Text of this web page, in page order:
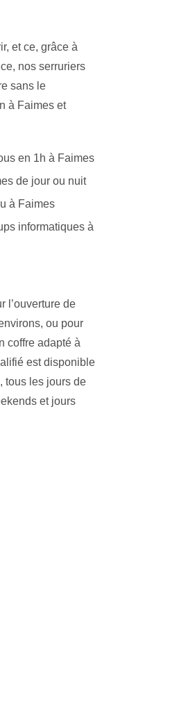
et ce, grâce à
nos serruriers
sans le
à Faimes et
en 1h à Faimes
de jour ou nuit
à Faimes
informatiques à
l’ouverture de
ou pour
coffre adapté à
est disponible
tous les jours de
et jours